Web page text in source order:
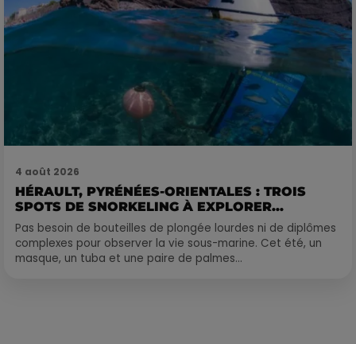
4 août 2026
HÉRAULT, PYRÉNÉES-ORIENTALES : TROIS
SPOTS DE SNORKELING À EXPLORER...
Pas besoin de bouteilles de plongée lourdes ni de diplômes
complexes pour observer la vie sous-marine. Cet été, un
masque, un tuba et une paire de palmes...